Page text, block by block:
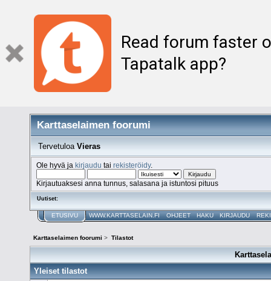
Read forum faster
Tapatalk app?
Karttaselaimen foorumi
Tervetuloa Vieras
Ole hyvä jakirjaudu tairekisteröidy.
Kirjautuaksesi anna tunnus, salasana ja istuntosi pituus
Uutiset:
ETUSIVU WWW.KARTTASELAIN.FI OHJEET HAKU KIRJAUDU
Karttaselaimen foorumi > Tilastot
Yleiset tilastot